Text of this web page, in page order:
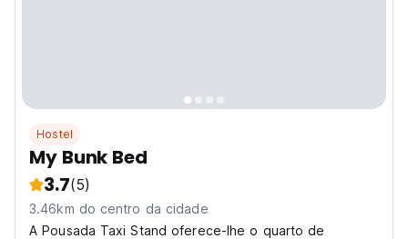
Hostel
My Bunk Bed
3.7(5)
3.46km do centro da cidade
A Pousada Taxi Stand oferece-lhe o quarto de